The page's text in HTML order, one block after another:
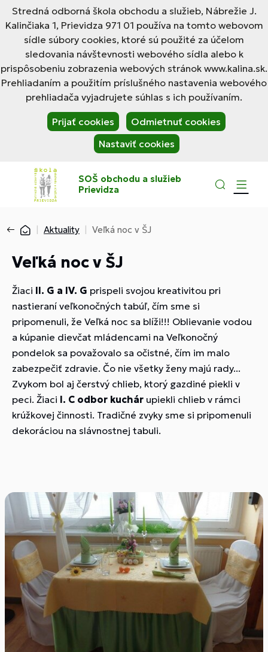
Stredná odborná škola obchodu a služieb, Nábrežie J.
Kalinčiaka 1, Prievidza 971 01 používa na tomto webovom
sídle súbory cookies, ktoré sú použité za účelom
sledovania návštevnosti webového sídla alebo k
prispôsobeniu zobrazenia webových stránok www.kalina.sk.
Prehliadaním a použitím príslušného nastavenia webového
prehliadača vyjadrujete súhlas s ich používaním.
Prijať cookies
Odmietnuť cookies
Nastaviť cookies
SOŠ obchodu a služieb
Prievidza
Aktuality Veľká noc v ŠJ
Veľká noc v ŠJ
Žiaci II. G a IV. G prispeli svojou kreativitou pri
nastieraní veľkonočných tabúľ, čím sme si
pripomenuli, že Veľká noc sa blíži!!! Oblievanie vodou
a kúpanie dievčat mládencami na Veľkonočný
pondelok sa považovalo sa očistné, čím im malo
zabezpečiť zdravie. Čo nie všetky ženy majú rady...
Zvykom bol aj čerstvý chlieb, ktorý gazdiné piekli v
peci. Žiaci I. C odbor kuchár upiekli chlieb v rámci
krúžkovej činnosti. Tradičné zvyky sme si pripomenuli
dekoráciou na slávnostnej tabuli.